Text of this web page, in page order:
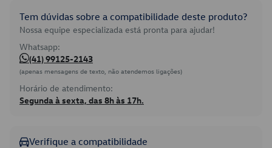
Tem dúvidas sobre a compatibilidade deste produto?
Nossa equipe especializada está pronta para ajudar!
Whatsapp:
(41) 99125-2143
(apenas mensagens de texto, não atendemos ligações)
Horário de atendimento:
Segunda à sexta, das 8h às 17h.
Verifique a compatibilidade